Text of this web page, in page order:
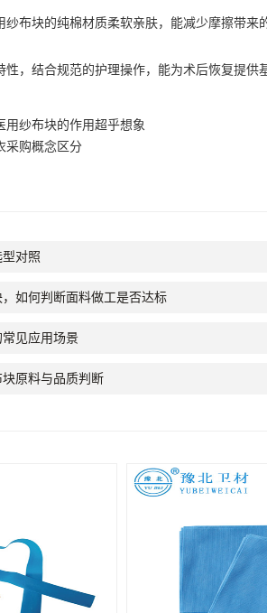
块的纯棉材质柔软亲肤，能减少摩擦带来
结合规范的护理操作，能为术后恢复提供
用纱布块的作用超乎想象
采购概念区分
对照
如何判断面料做工是否达标
见应用场景
原料与品质判断